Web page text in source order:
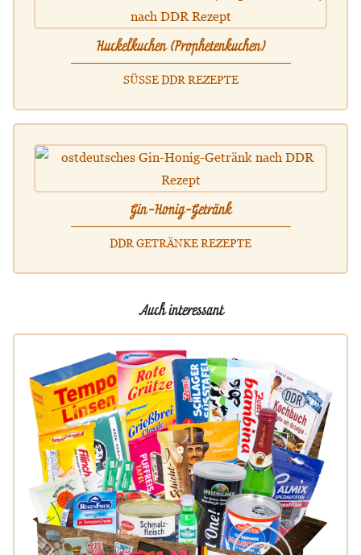
Huckelkuchen (Prophetenkuchen)
SÜSSE DDR REZEPTE
Gin-Honig-Getränk
DDR GETRÄNKE REZEPTE
Auch interessant